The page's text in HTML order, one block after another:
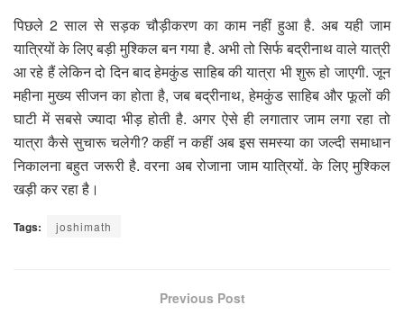
पिछले 2 साल से सड़क चौड़ीकरण का काम नहीं हुआ है. अब यही जाम
यात्रियों के लिए बड़ी मुश्किल बन गया है. अभी तो सिर्फ बद्रीनाथ वाले यात्री
आ रहे हैं लेकिन दो दिन बाद हेमकुंड साहिब की यात्रा भी शुरू हो जाएगी. जून
महीना मुख्य सीजन का होता है, जब बद्रीनाथ, हेमकुंड साहिब और फूलों की
घाटी में सबसे ज्यादा भीड़ होती है. अगर ऐसे ही लगातार जाम लगा रहा तो
यात्रा कैसे सुचारू चलेगी? कहीं न कहीं अब इस समस्या का जल्दी समाधान
निकालना बहुत जरूरी है. वरना अब रोजाना जाम यात्रियों. के लिए मुश्किल
खड़ी कर रहा है।
Tags: joshimath
Previous Post